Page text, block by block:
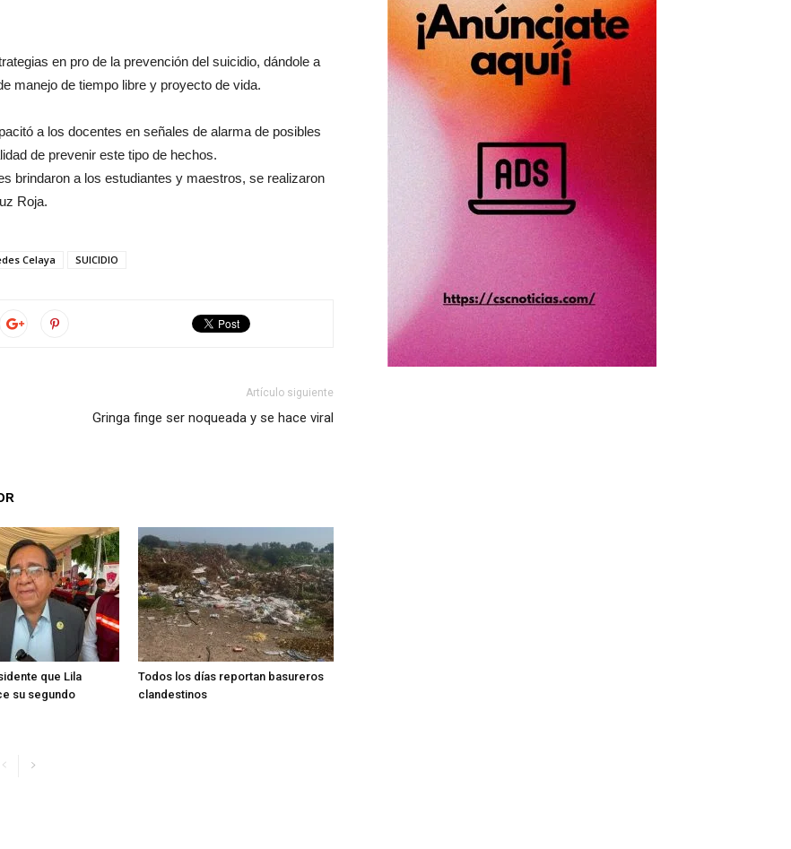
en pro de la prevención del suicidio, dándole a
manejo de tiempo libre y proyecto de vida.
a los docentes en señales de alarma de posibles
de prevenir este tipo de hechos.
brindaron a los estudiantes y maestros, se realizaron
Roja.
Celaya SUICIDIO
Artículo siguiente
Gringa finge ser noqueada y se hace viral
que Lila
su segundo
Todos los días reportan basureros
clandestinos